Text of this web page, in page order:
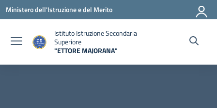
Vai ai contenuti
Vai al menu di navigazione
Vai al footer
Ministero dell'Istruzione e del Merito
Istituto Istruzione Secondaria
Superiore
"ETTORE MAJORANA"